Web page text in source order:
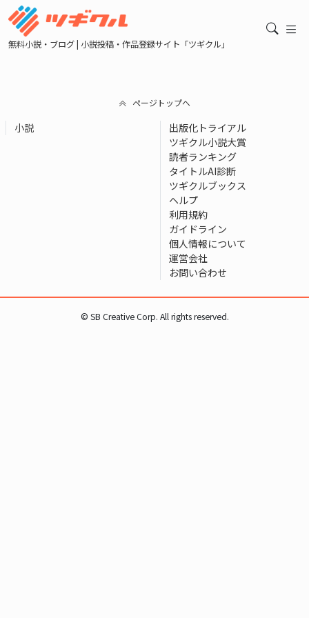
無料小説・ブログ | 小説投稿・作品登録サイト「ツギクル」
ページトップへ
小説
出版化トライアル
ツギクル小説大賞
読者ランキング
タイトルAI診断
ツギクルブックス
ヘルプ
利用規約
ガイドライン
個人情報について
運営会社
お問い合わせ
© SB Creative Corp. All rights reserved.